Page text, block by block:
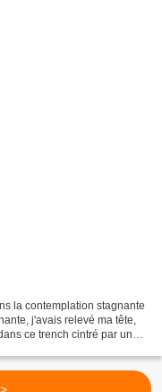
la contemplation stagnante
j'avais relevé ma tête,
ce trench cintré par une